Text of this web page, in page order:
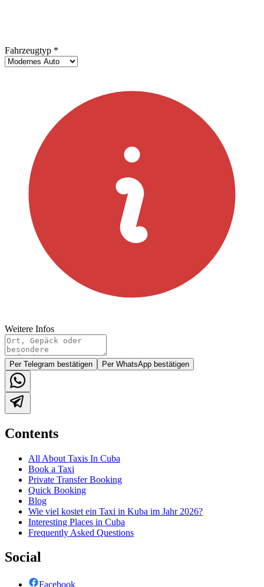
Fahrzeugtyp *
Weitere Infos
Per Telegram bestätigen Per WhatsApp bestätigen
Contents
All About Taxis In Cuba
Book a Taxi
Private Transfer Booking
Quick Booking
Blog
Wie viel kostet ein Taxi in Kuba im Jahr 2026?
Interesting Places in Cuba
Frequently Asked Questions
Social
Facebook